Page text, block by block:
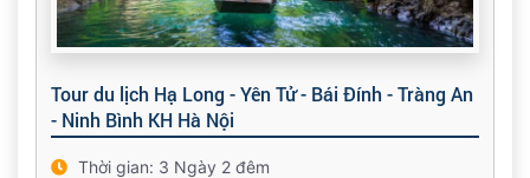
Tour du lịch Hạ Long - Yên Tử - Bái Đính - Tràng An
- Ninh Bình KH Hà Nội
Thời gian: 3 Ngày 2 đêm